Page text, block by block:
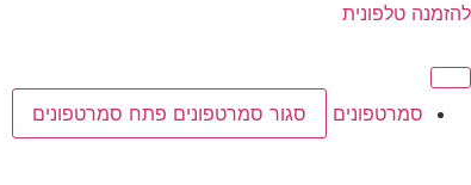
להזמנה טלפונית
סמרטפונים סגור סמרטפונים פתח סמרטפונים